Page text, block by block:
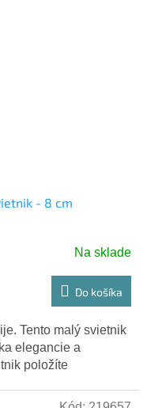
- 8 cm
Na sklade
Do košíka
Tento malý svietnik
elegancie a
položíte